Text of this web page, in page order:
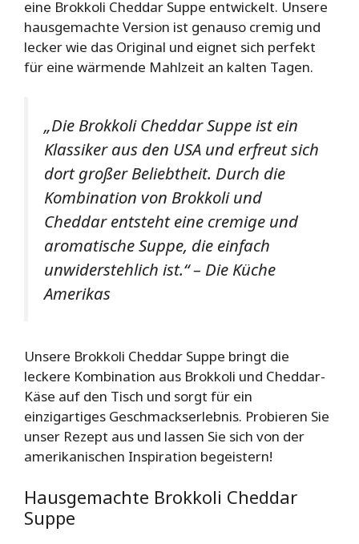
eine Brokkoli Cheddar Suppe entwickelt. Unsere
hausgemachte Version ist genauso cremig und
lecker wie das Original und eignet sich perfekt
für eine wärmende Mahlzeit an kalten Tagen.
„Die Brokkoli Cheddar Suppe ist ein
Klassiker aus den USA und erfreut sich
dort großer Beliebtheit. Durch die
Kombination von Brokkoli und
Cheddar entsteht eine cremige und
aromatische Suppe, die einfach
unwiderstehlich ist.“ – Die Küche
Amerikas
Unsere Brokkoli Cheddar Suppe bringt die
leckere Kombination aus Brokkoli und Cheddar-
Käse auf den Tisch und sorgt für ein
einzigartiges Geschmackserlebnis. Probieren Sie
unser Rezept aus und lassen Sie sich von der
amerikanischen Inspiration begeistern!
Hausgemachte Brokkoli Cheddar
Suppe